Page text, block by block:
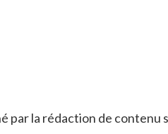
par la rédaction de contenu